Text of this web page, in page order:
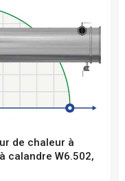
de chaleur à
calandre W6.502,